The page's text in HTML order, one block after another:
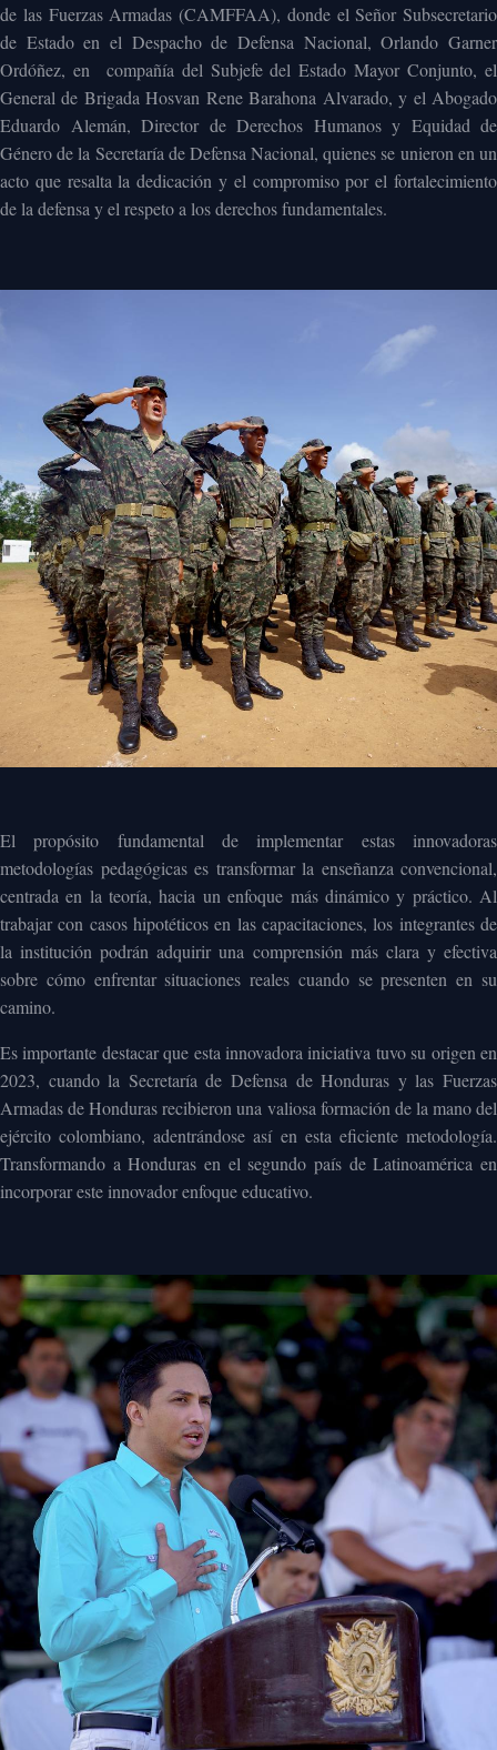
de las Fuerzas Armadas (CAMFFAA), donde el Señor Subsecretario
de Estado en el Despacho de Defensa Nacional, Orlando Garner
Ordóñez, en compañía del Subjefe del Estado Mayor Conjunto, el
General de Brigada Hosvan Rene Barahona Alvarado, y el Abogado
Eduardo Alemán, Director de Derechos Humanos y Equidad de
Género de la Secretaría de Defensa Nacional, quienes se unieron en un
acto que resalta la dedicación y el compromiso por el fortalecimiento
de la defensa y el respeto a los derechos fundamentales.
El propósito fundamental de implementar estas innovadoras
metodologías pedagógicas es transformar la enseñanza convencional,
centrada en la teoría, hacia un enfoque más dinámico y práctico. Al
trabajar con casos hipotéticos en las capacitaciones, los integrantes de
la institución podrán adquirir una comprensión más clara y efectiva
sobre cómo enfrentar situaciones reales cuando se presenten en su
camino.
Es importante destacar que esta innovadora iniciativa tuvo su origen en
2023, cuando la Secretaría de Defensa de Honduras y las Fuerzas
Armadas de Honduras recibieron una valiosa formación de la mano del
ejército colombiano, adentrándose así en esta eficiente metodología.
Transformando a Honduras en el segundo país de Latinoamérica en
incorporar este innovador enfoque educativo.